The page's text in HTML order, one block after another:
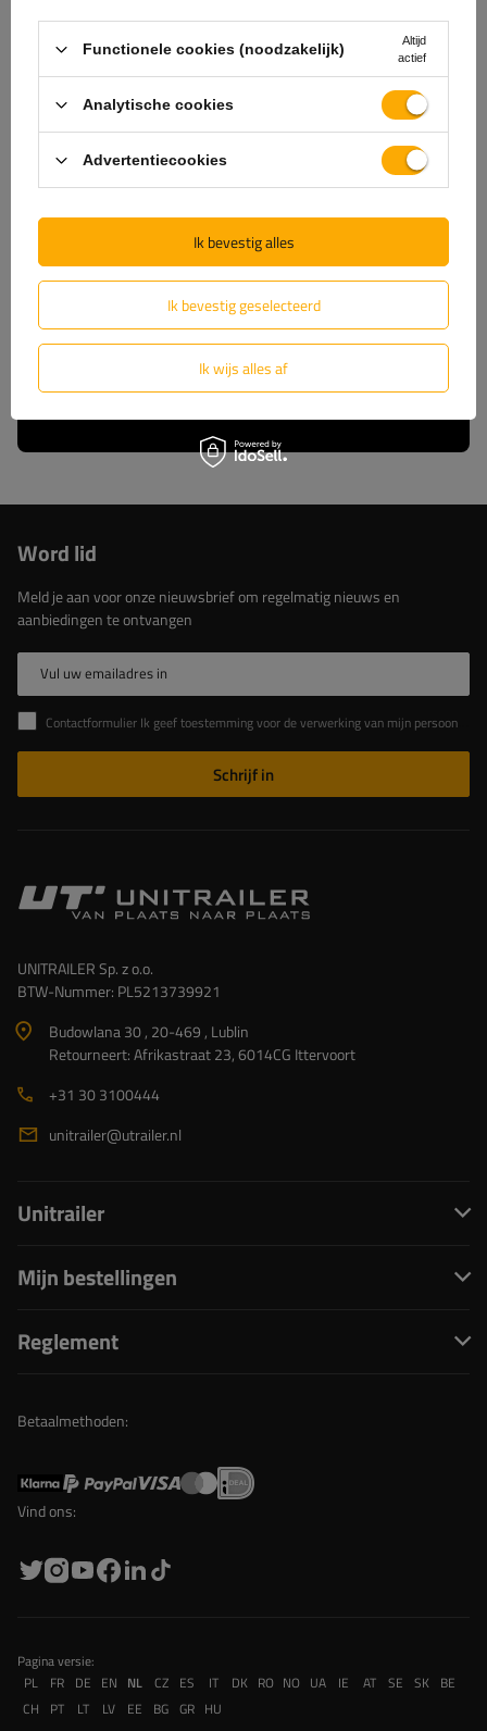
De officiële webshop van
de fabrikant
GARANTIE OP KWALITEIT EN AUTHENTICITEIT
koopt, kiest u ervoor om
rechtstreeks bij de fabrikant te kopen. U bent er
100% zeker van dat het product origineel is en dat
de transactie volledig veilig is. Wij ontwerpen en
bouwen onze aanhangwagens zelf, daarom bieden
wij u volledige technische ondersteuning en
constante toegang tot originele reserveonderdelen.
Kies voor beproefde oplossingen van de marktleider.
Lees meer over ons
Word lid
Meld je aan voor onze nieuwsbrief om regelmatig nieuws en
aanbiedingen te ontvangen
Vul uw emailadres in
Contactformulier Ik geef toestemming voor de verwerking van mijn persoonlijke gegevens in het contactformulier in overeenstemming met de Verordening van het Europees Parlement en de Raad (EU)
Schrijf in
UNITRAILER Sp. z o.o.
BTW-Nummer: PL5213739921
Budowlana 30 , 20-469 , Lublin
Retourneert: Afrikastraat 23, 6014CG Ittervoort
+31 30 3100444
unitrailer@utrailer.nl
Unitrailer
Mijn bestellingen
Reglement
Betaalmethoden:
Vind ons:
Pagina versie:
PL
FR DE EN NL CZ ES IT DK RO NO UA IE AT SE SK BE
CH
PT LT LV EE BG GR HU
Functionele cookies (noodzakelijk)
Altijd
actief
Analytische cookies
Advertentiecookies
Ik bevestig geselecteerd
Ik wijs alles af
Ik bevestig alles